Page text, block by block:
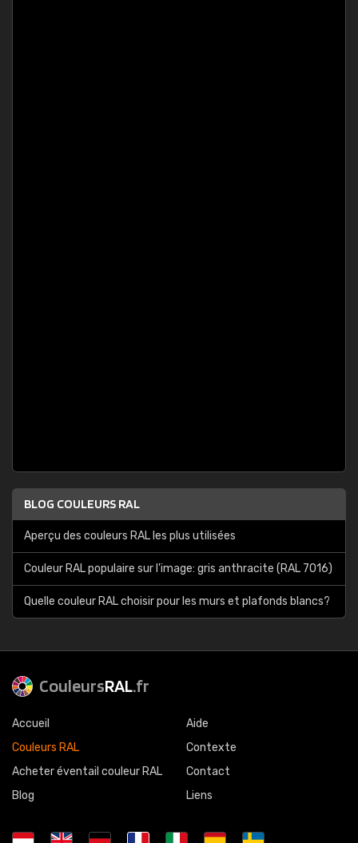
BLOG COULEURS RAL
Aperçu des couleurs RAL les plus utilisées
Couleur RAL populaire sur l'image: gris anthracite (RAL 7016)
Quelle couleur RAL choisir pour les murs et plafonds blancs?
CouleursRAL.fr
Accueil
Couleurs RAL
Acheter éventail couleur RAL
Blog
Aide
Contexte
Contact
Liens